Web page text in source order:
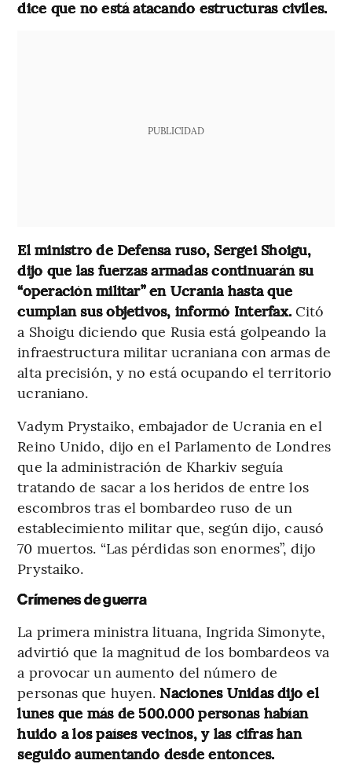
dice que no está atacando estructuras civiles.
PUBLICIDAD
El ministro de Defensa ruso, Sergei Shoigu,
dijo que las fuerzas armadas continuarán su
“operación militar” en Ucrania hasta que
cumplan sus objetivos, informó Interfax. Citó
a Shoigu diciendo que Rusia está golpeando la
infraestructura militar ucraniana con armas de
alta precisión, y no está ocupando el territorio
ucraniano.
Vadym Prystaiko, embajador de Ucrania en el
Reino Unido, dijo en el Parlamento de Londres
que la administración de Kharkiv seguía
tratando de sacar a los heridos de entre los
escombros tras el bombardeo ruso de un
establecimiento militar que, según dijo, causó
70 muertos. “Las pérdidas son enormes”, dijo
Prystaiko.
Crímenes de guerra
La primera ministra lituana, Ingrida Simonyte,
advirtió que la magnitud de los bombardeos va
a provocar un aumento del número de
personas que huyen. Naciones Unidas dijo el
lunes que más de 500.000 personas habían
huido a los países vecinos, y las cifras han
seguido aumentando desde entonces.